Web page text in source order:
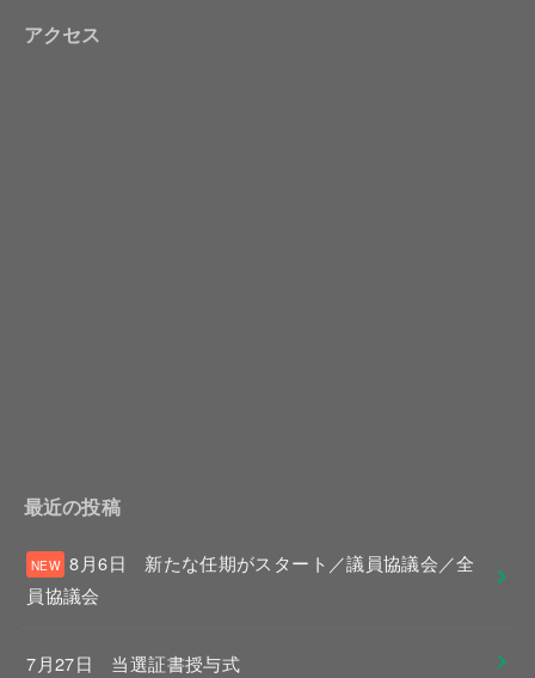
アクセス
最近の投稿
8月6日 新たな任期がスタート／議員協議会／全
員協議会
7月27日 当選証書授与式